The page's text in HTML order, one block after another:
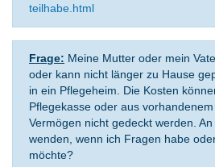
teilhabe.html
Frage: Meine Mutter oder mein
oder kann nicht länger zu Hause
in ein Pflegeheim. Die Kosten
Pflegekasse oder aus
Vermögen nicht gedeckt werden.
wenden, wenn ich Fragen habe
möchte?